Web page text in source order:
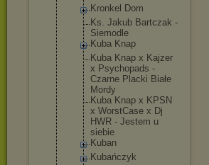
Kronkel Dom
Ks. Jakub Bartczak -
Siemodle
Kuba Knap
Kuba Knap x Kajzer
x Psychopads -
Czarne Placki Białe
Mordy
Kuba Knap x KPSN
x WorstCase x Dj
HWR - Jestem u
siebie
Kuban
Kubańczyk